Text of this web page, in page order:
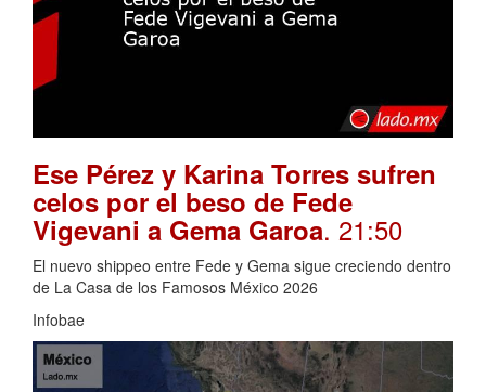
Ese Pérez y Karina Torres sufren
celos por el beso de Fede
Vigevani a Gema Garoa. 21:50
El nuevo shippeo entre Fede y Gema sigue creciendo dentro
de La Casa de los Famosos México 2026
Infobae